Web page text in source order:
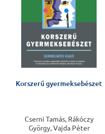
Korszerű gyermeksebészet
Cserni Tamás, Rákóczy
György, Vajda Péter